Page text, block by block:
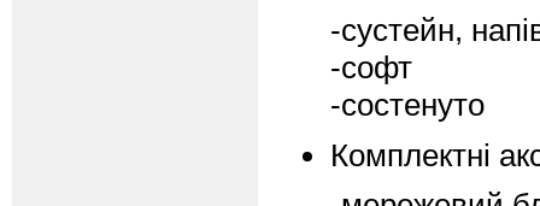
-сустейн,
-софт
-состенуто
Комплектні